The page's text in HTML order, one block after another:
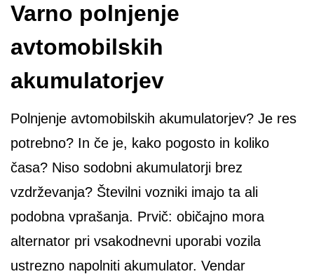
Varno polnjenje
avtomobilskih
akumulatorjev
Polnjenje avtomobilskih akumulatorjev? Je res
potrebno? In če je, kako pogosto in koliko
časa? Niso sodobni akumulatorji brez
vzdrževanja? Številni vozniki imajo ta ali
podobna vprašanja. Prvič: običajno mora
alternator pri vsakodnevni uporabi vozila
ustrezno napolniti akumulator. Vendar